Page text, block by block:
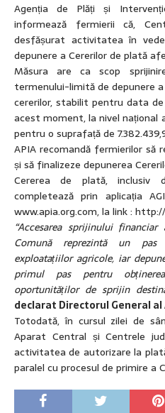
Agenția de Plăți și
informează fermierii că,
desfășurat activitatea în
depunere a Cererilor de plată
Măsura are ca scop
termenului-limită de depunere a
cererilor, stabilit pentru data
acest moment, la nivel național
pentru o suprafață de
APIA recomandă fermierilor să
și să finalizeze depunerea
Cererea de plată, inclusiv
completează prin aplicația
www.apia.org.com, la link :
“Accesarea sprijinului
Comună reprezintă un pas
exploatațiilor agricole, iar
primul pas pentru
oportunităților de sprijin
declarat Directorul General al
Totodată, în cursul zilei de
Aparat Central și Centrele
activitatea de autorizare la
paralel cu procesul de primire a